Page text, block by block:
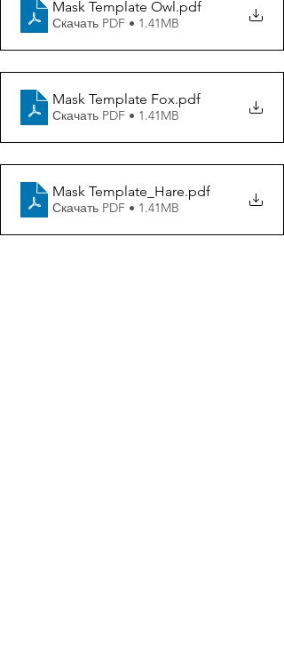
Mask Template Owl .pdf
Скачать PDF • 1.41MB
Mask Template Fox.pdf
Скачать PDF • 1.41MB
Mask Template_Hare.pdf
Скачать PDF • 1.41MB